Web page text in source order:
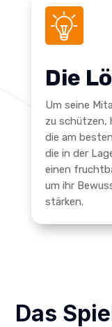
Die
Um seine
zu schützen,
die am
die in der
einen
um ihr
stärken.
Das